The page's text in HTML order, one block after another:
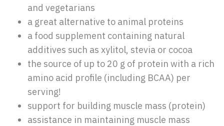
and vegetarians
a great alternative to animal proteins
a food supplement containing natural
additives such as xylitol, stevia or cocoa
the source of up to 20 g of protein with a rich
amino acid profile (including BCAA) per
serving!
support for building muscle mass (protein)
assistance in maintaining muscle mass